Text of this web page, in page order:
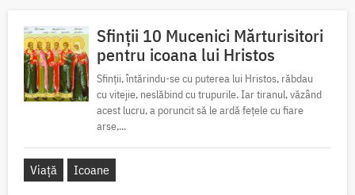
Sfinții 10 Mucenici Mărturisitori
pentru icoana lui Hristos
Sfinții, întărindu-se cu puterea lui Hristos, răbdau
cu vitejie, neslăbind cu trupurile. Iar tiranul, văzând
acest lucru, a poruncit să le ardă fețele cu fiare
arse,...
Viață Icoane